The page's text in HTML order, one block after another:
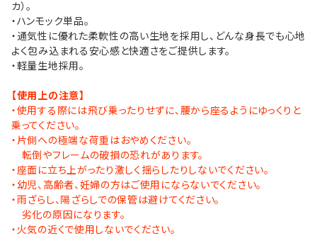
カ）。
・ハンモック単品。
・通気性に優れた柔軟性の高い生地を採用し、どんな身長でも心地
よく包み込まれる安心感と快適さをご提供します。
・軽量生地採用。
【使用上の注意】
・使用する際には飛び乗ったりせずに、腰から座るようにゆっくりと
乗ってください。
・片側への極端な荷重はおやめください。
転倒やフレームの破損の恐れがあります。
・座面に立ち上がったり激しく揺らしたりしないでください。
・幼児、高齢者、妊婦の方はご使用にならないでください。
・雨ざらし、陽ざらしでの保管は避けてください。
劣化の原因になります。
・火気の近くで使用しないでください。